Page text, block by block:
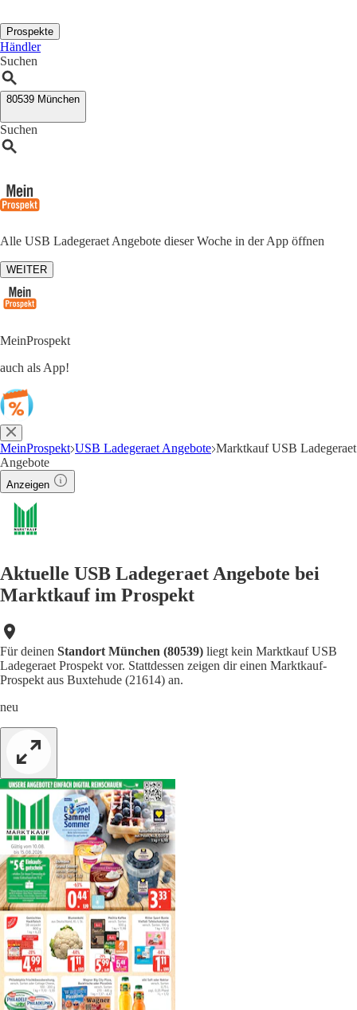
Prospekte
Händler
Suchen
80539 München
Suchen
Alle USB Ladegeraet Angebote dieser Woche in der App öffnen
WEITER
MeinProspekt
auch als App!
MeinProspekt USB Ladegeraet Angebote Marktkauf USB Ladegeraet
Angebote
Anzeigen
Aktuelle USB Ladegeraet Angebote bei
Marktkauf im Prospekt
Für deinen Standort München (80539) liegt kein Marktkauf USB
Ladegeraet Prospekt vor. Stattdessen zeigen dir einen Marktkauf-
Prospekt aus Buxtehude (21614) an.
neu